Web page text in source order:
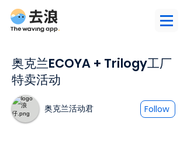
奥克兰ECOYA + Trilogy工厂
特卖活动
奥克兰活动君 Follow